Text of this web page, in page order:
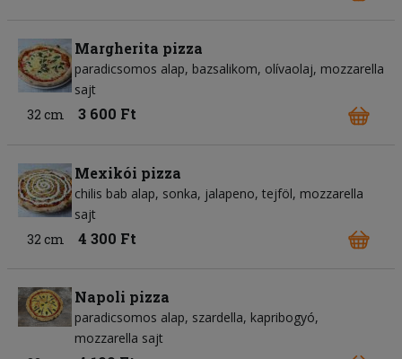
Margherita pizza
paradicsomos alap bazsalikom olívaolaj mozzarella
sajt
32 cm
3 600 Ft
Mexikói pizza
chilis bab alap sonka jalapeno tejföl mozzarella
sajt
32 cm
4 300 Ft
Napoli pizza
paradicsomos alap szardella kapribogyó
mozzarella sajt